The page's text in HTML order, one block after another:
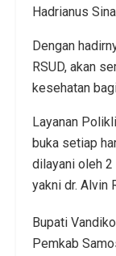
Hadrianus
Dengan
RSUD, akan
kesehatan
Layanan
buka setiap
dilayani oleh
yakni dr. Alvin
Bupati
Pemkab